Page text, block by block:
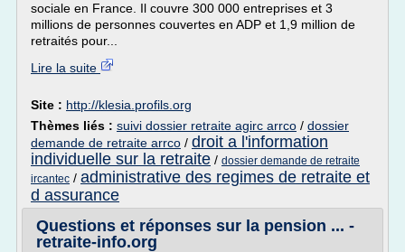
sociale en France. Il couvre 300 000 entreprises et 3
millions de personnes couvertes en ADP et 1,9 million de
retraités pour...
Lire la suite
Site : http://klesia.profils.org
Thèmes liés : suivi dossier retraite agirc arrco / dossier
demande de retraite arrco / droit a l'information
individuelle sur la retraite / dossier demande de retraite
ircantec / administrative des regimes de retraite et
d assurance
Questions et réponses sur la pension ... -
retraite-info.org